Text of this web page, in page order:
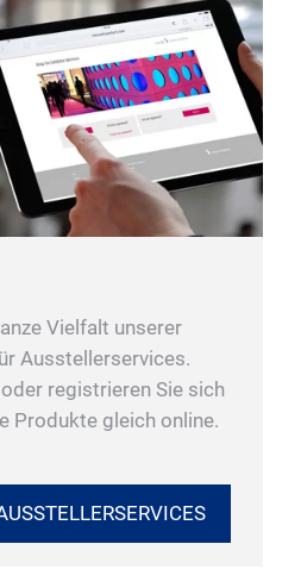
Vielfalt unserer
Ausstellerservices.
registrieren Sie sich
Produkte gleich online.